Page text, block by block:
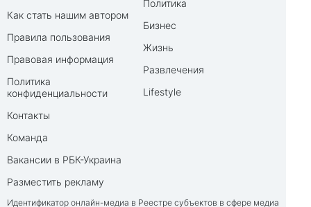
Как стать нашим автором
Правила пользования
Правовая информация
Политика
конфиденциальности
Контакты
Команда
Вакансии в РБК-Украина
Разместить рекламу
Политика
Бизнес
Жизнь
Развлечения
Lifestyle
Идентификатор онлайн-медиа в Реестре субъектов в сфере медиа